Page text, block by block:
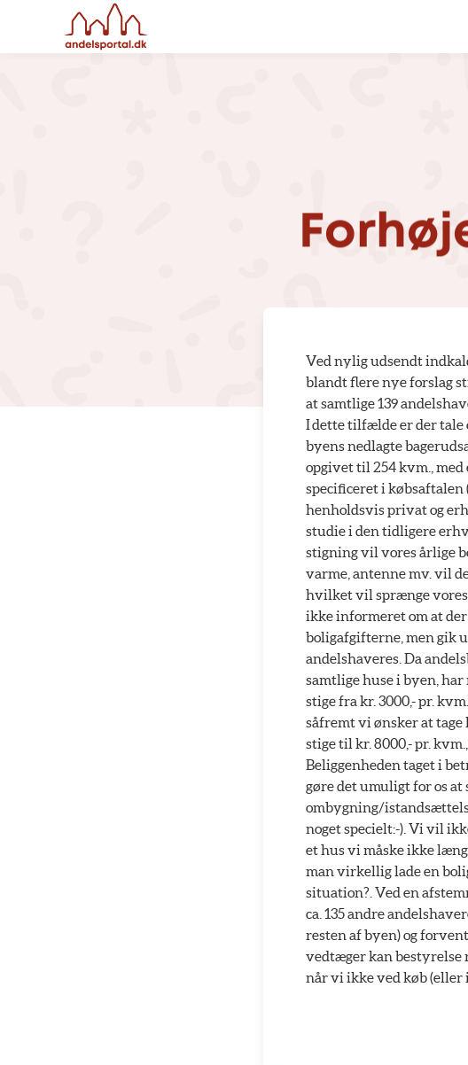
Ved nylig udsendt
blandt flere nye forslag
at samtlige 139
I dette tilfælde er der tale
byens nedlagte
opgivet til 254 kvm., med
specificeret i købsaftalen
henholdsvis privat og
studie i den tidligere
stigning vil vores årlige
varme, antenne mv. vil
hvilket vil sprænge vores
ikke informeret om at
boligafgifterne, men gik
andelshaveres. Da
samtlige huse i byen, har
stige fra kr. 3000,- pr.
såfremt vi ønsker at tage
stige til kr. 8000,- pr.
Beliggenheden taget i
gøre det umuligt for os
ombygning/
noget specielt:-). Vi vil
et hus vi måske ikke
man virkellig lade en
situation?. Ved en
ca. 135 andre
resten af byen) og
vedtæger kan bestyrelse
når vi ikke ved køb (eller